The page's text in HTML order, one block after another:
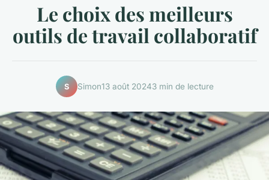
Le choix des meilleurs
outils de travail collaboratif
S Simon13 août 20243 min de lecture